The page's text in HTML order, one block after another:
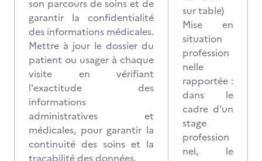
son parcours de soins et de
garantir la confidentialité
des informations médicales.
Mettre à jour le dossier du
patient ou usager à chaque
visite en vérifiant
l'exactitude des
informations
administratives et
médicales, pour garantir la
continuité des soins et la
traçabilité des données.
sur table)
Mise en
situation
profession
nelle
rapportée :
dans le
cadre d’un
stage
profession
nel, le